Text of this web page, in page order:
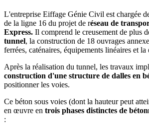
L'entreprise Eiffage Génie Civil est chargée
de la ligne 16 du projet de réseau de
Express. Il comprend le creusement de plus
tunnel, la construction de 18 ouvrages
ferrées, caténaires, équipements linéaires et la
Après la réalisation du tunnel, les travaux
construction d'une structure de dalles en
positionner les voies.
Ce béton sous voies (dont la hauteur peut
en œuvre en trois phases distinctes de
: